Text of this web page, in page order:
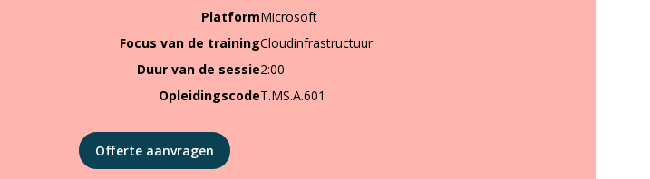
PlatformMicrosoft
Focus van de trainingCloudinfrastructuur
Duur van de sessie2:00
OpleidingscodeT.MS.A.601
Offerte aanvragen